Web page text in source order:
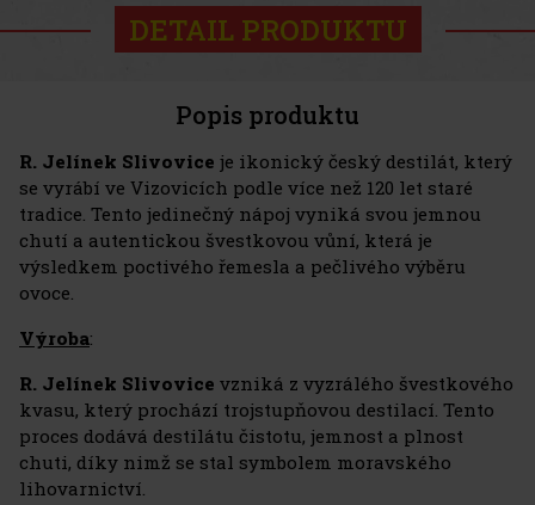
DETAIL PRODUKTU
Popis produktu
R. Jelínek Slivovice je ikonický český destilát, který
se vyrábí ve Vizovicích podle více než 120 let staré
tradice. Tento jedinečný nápoj vyniká svou jemnou
chutí a autentickou švestkovou vůní, která je
výsledkem poctivého řemesla a pečlivého výběru
ovoce.
Výroba:
R. Jelínek Slivovice vzniká z vyzrálého švestkového
kvasu, který prochází trojstupňovou destilací. Tento
proces dodává destilátu čistotu, jemnost a plnost
chuti, díky nimž se stal symbolem moravského
lihovarnictví.